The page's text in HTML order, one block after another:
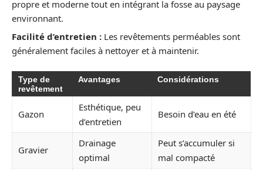
propre et moderne tout en intégrant la fosse au paysage
environnant.
Facilité d’entretien : Les revêtements perméables sont
généralement faciles à nettoyer et à maintenir.
Type de
revêtement
Avantages Considérations
Gazon
Esthétique, peu
d’entretien
Besoin d’eau en été
Gravier
Drainage
optimal
Peut s’accumuler si
mal compacté